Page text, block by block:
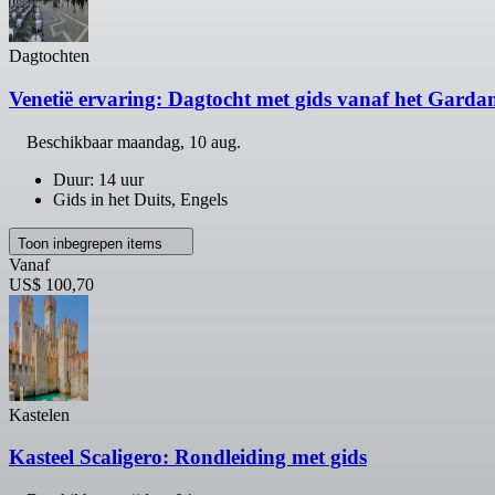
Dagtochten
Venetië ervaring: Dagtocht met gids vanaf het
Beschikbaarmaandag, 10 aug.
Duur: 14 uur
Gids in het Duits, Engels
Toon inbegrepen items
Vanaf
US$ 100,70
Kastelen
Kasteel Scaligero: Rondleiding met gids